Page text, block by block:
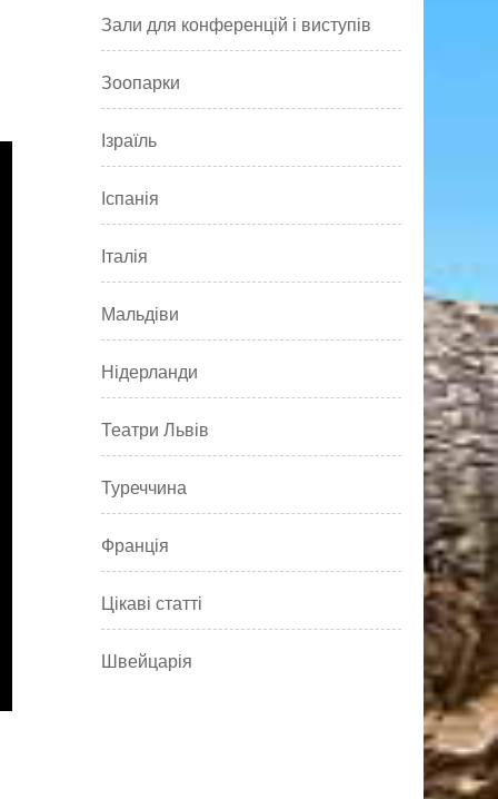
Зали для конференцій і виступів
Зоопарки
Ізраїль
Іспанія
Італія
Мальдіви
Нідерланди
Театри Львів
Туреччина
Франція
Цікаві статті
Швейцарія